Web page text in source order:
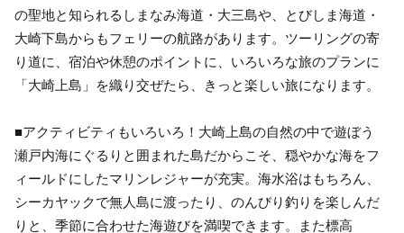
の聖地と知られるしまなみ海道・大三島や、とびしま海道・
大崎下島からもフェリーの航路があります。ツーリングの寄
り道に、宿泊や休憩のポイントに、いろいろな旅のプランに
「大崎上島」を織り交ぜたら、きっと楽しい旅になります。
■アクティビティもいろいろ！大崎上島の自然の中で遊ぼう
瀬戸内海にぐるりと囲まれた島だからこそ、穏やかな海をフ
ィールドにしたマリンレジャーが充実。海水浴はもちろん、
シーカヤックで無人島に渡ったり、のんびり釣りを楽しんだ
りと、季節に合わせた海遊びを満喫できます。また標高